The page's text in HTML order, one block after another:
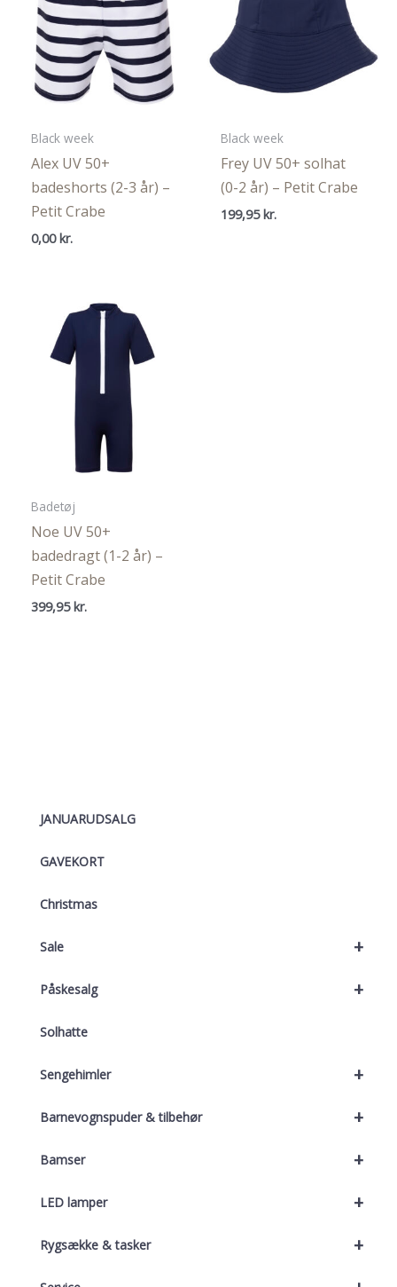
JANUARUDSALG
GAVEKORT
Christmas
+
Sale
+
Påskesalg
Solhatte
+
Sengehimler
+
Barnevognspuder & tilbehør
+
Bamser
+
LED lamper
+
Rygsække & tasker
Black week
Alex UV 50+
badeshorts (2-3 år) –
Petit Crabe
0,00kr.
Black week
Frey UV 50+ solhat
(0-2 år) – Petit Crabe
199,95kr.
Badetøj
Noe UV 50+
badedragt (1-2 år) –
Petit Crabe
399,95kr.